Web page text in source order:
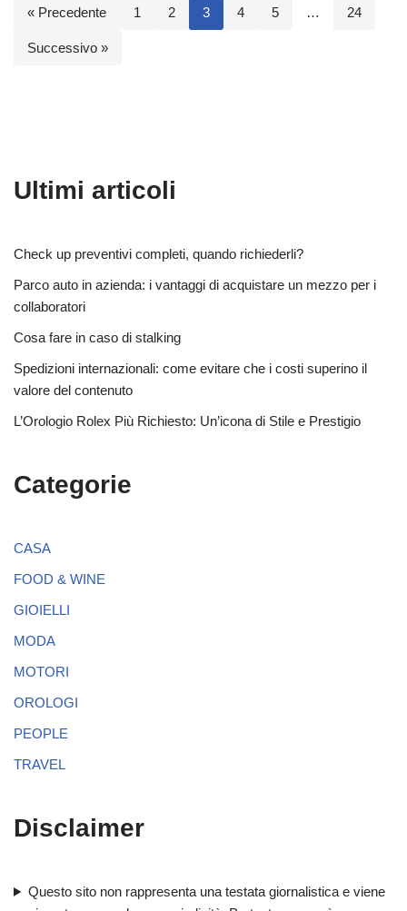
« Precedente 1 2 3 4 5 … 24
Successivo »
Ultimi articoli
Check up preventivi completi, quando richiederli?
Parco auto in azienda: i vantaggi di acquistare un mezzo per i
collaboratori
Cosa fare in caso di stalking
Spedizioni internazionali: come evitare che i costi superino il
valore del contenuto
L’Orologio Rolex Più Richiesto: Un’icona di Stile e Prestigio
Categorie
CASA
FOOD & WINE
GIOIELLI
MODA
MOTORI
OROLOGI
PEOPLE
TRAVEL
Disclaimer
Questo sito non rappresenta una testata giornalistica e viene